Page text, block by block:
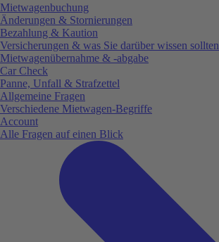
Mietwagenbuchung
Änderungen & Stornierungen
Bezahlung & Kaution
Versicherungen & was Sie darüber wissen sollten
Mietwagenübernahme & -abgabe
Car Check
Panne, Unfall & Strafzettel
Allgemeine Fragen
Verschiedene Mietwagen-Begriffe
Account
Alle Fragen auf einen Blick